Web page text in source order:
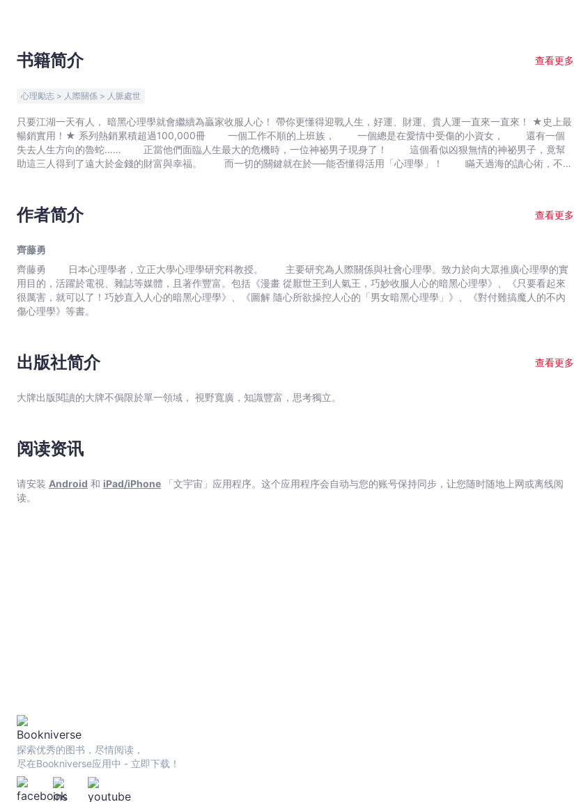
心
學
為
武
器，
收
服
任
人
【暢
銷
版】
齊
-
文
宇
宙
书籍简介 查看更多
心理勵志 > 人際關係 > 人脈處世
只要江湖一天有人， 暗黑心理學就會繼續為贏家收服人心！ 帶你更懂得迎戰人生，好運、財運、貴人運一直來一直來！ ★史上最
暢銷實用！★ 系列熱銷累積超過100,000冊 一個工作不順的上班族， 一個總是在愛情中受傷的小資女， 還有一個
失去人生方向的魯蛇…… 正當他們面臨人生最大的危機時，一位神祕男子現身了！ 這個看似凶狠無情的神祕男子，竟幫
助這三人得到了遠大於金錢的財富與幸福。 而一切的關鍵就在於──能否懂得活用「心理學」！ 瞞天過海的讀心術，不是
大全── 想得到幸福的人，必讀！ 全方位適用的溝通法則 適當放入誘因：掌控對方心理，讓他不自覺接受要求。
展現同理心：讓對方覺得「被理解」是一大重點。 令對方感受到他是獨特的：任何人都渴望對方想著自己。 善用話
局的頻率。 【人際關係】 交涉的基礎是讓對方接納自己 → 巴南效應：利用模稜兩可的內容，一語道破對方個性。
好。 【職場必備】 隨心所欲操控部下或主管 → 溫莎效應：繞一圈讓第三者傳達你的讚賞，瞬間征服主管與部下！
→ 畢馬龍效應：越不成才的傢伙越要誇奬！ → 群眾心理：樹立「共同敵人」，就能提升團體士氣。 【戀愛良方】
迅速拉近與曖昧對象的距離 → 哀兵策略：留下「沒有結束」的感覺，讓他有還想見面的期待。 → 沉沒成本效應：感
情圓滿的祕訣，是讓對方不自覺為你費心費力。 → 善意的自尊理論：對方心情低落時，是感情升溫的絕佳機會。 心機無
現象、精神功能和行為的科學領域。本書以簡單易懂的方式，在漫畫中舉出大量而具體的實例，呈現這些符合心理學原則、極為有
效的技巧。不論是商場上的談判心機、職場人際關係、戀愛中的兩性相處，或是個人生涯規劃，相信一定能在關鍵時刻為你帶來極
自己具備這樣「操控人心」的力量，並學會運用自如。將這些心理技巧作為迎接人生挑戰的有力「武器」，並逐漸自覺擁有的「力
作者简介 查看更多
齊藤勇
齊藤勇 日本心理學者，立正大學心理學研究科教授。 主要研究為人際關係與社會心理學。致力於向大眾推廣心理學的實
用目的，活躍於電視、雜誌等媒體，且著作豐富。包括《漫畫 從厭世王到人氣王，巧妙收服人心的暗黑心理學》、《只要看起來
很厲害，就可以了！巧妙直入人心的暗黑心理學》、《圖解 隨心所欲操控人心的「男女暗黑心理學」》、《對付難搞魔人的不內
傷心理學》等書。
出版社简介 查看更多
大牌出版閱讀的大牌不侷限於單一領域， 視野寬廣，知識豐富，思考獨立。
阅读资讯
请安装 Android 和 iPad/iPhone 「文宇宙」应用程序。这个应用程序会自动与您的账号保持同步，让您随时随地上网或离线阅
读。
探索优秀的图书，尽情阅读，
尽在Bookniverse应用中 - 立即下载！